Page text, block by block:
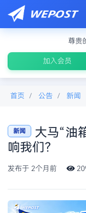
尊贵
加入会员
首页 公告 新闻
新闻
大马“油
响我们？
发布于 2个月前